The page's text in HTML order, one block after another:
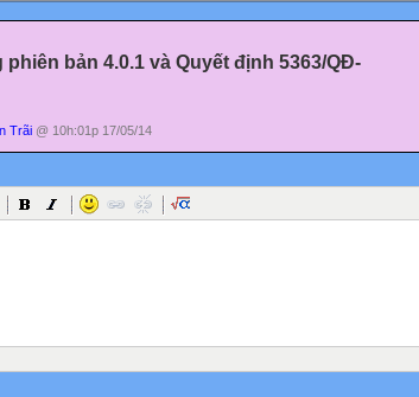
bản 4.0.1 và Quyết định 5363/QĐ-
Trãi @ 10h:01p 17/05/14